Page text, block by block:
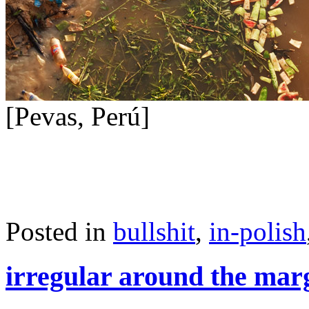
[Pevas, Perú]
Posted in bullshit, in-polish
irregular around the